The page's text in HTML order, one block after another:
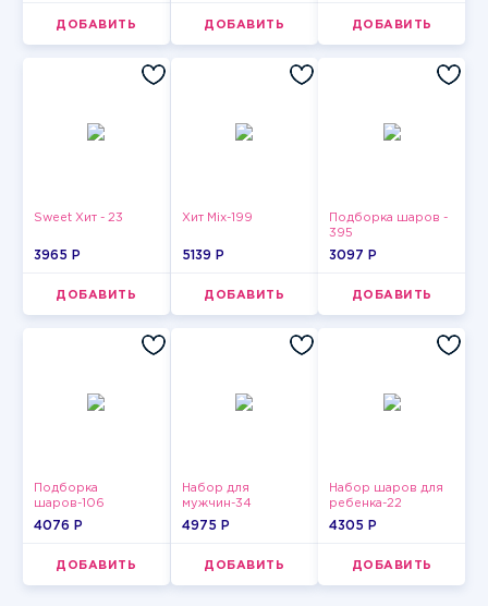
ДОБАВИТЬ ДОБАВИТЬ ДОБАВИТЬ
Sweet Хит - 23
3965 P
ДОБАВИТЬ
Хит Mix-199
5139 P
ДОБАВИТЬ
Подборка шаров -
395
3097 P
ДОБАВИТЬ
Подборка
шаров-106
4076 P
ДОБАВИТЬ
Набор для
мужчин-34
4975 P
ДОБАВИТЬ
Набор шаров для
ребенка-22
4305 P
ДОБАВИТЬ